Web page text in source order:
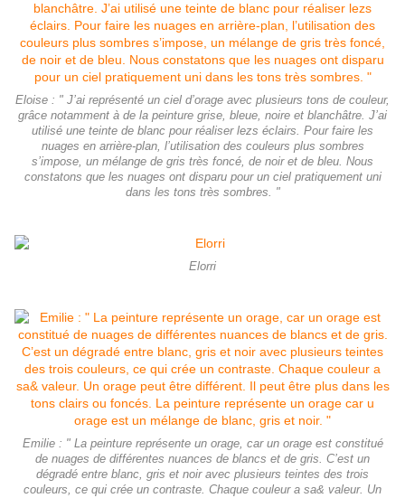
Eloise : " J’ai représenté un ciel d’orage avec plusieurs tons de couleur,
grâce notamment à de la peinture grise, bleue, noire et blanchâtre. J’ai
utilisé une teinte de blanc pour réaliser lezs éclairs. Pour faire les
nuages en arrière-plan, l’utilisation des couleurs plus sombres
s’impose, un mélange de gris très foncé, de noir et de bleu. Nous
constatons que les nuages ont disparu pour un ciel pratiquement uni
dans les tons très sombres. "
Elorri
Emilie : " La peinture représente un orage, car un orage est constitué
de nuages de différentes nuances de blancs et de gris. C’est un
dégradé entre blanc, gris et noir avec plusieurs teintes des trois
couleurs, ce qui crée un contraste. Chaque couleur a sa& valeur. Un